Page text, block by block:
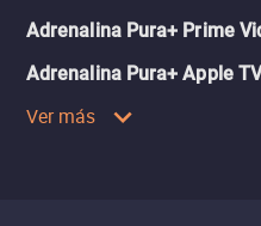
Adrenalina Pura+ Prime
Adrenalina Pura+ Apple TV
Ver más